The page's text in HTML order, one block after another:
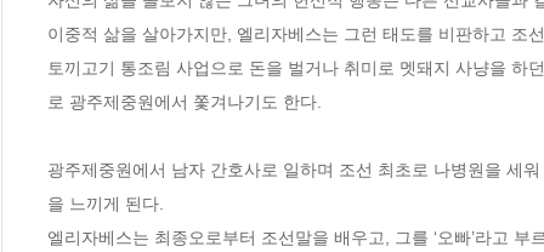
이중적 삶을 살아가지만, 엘리자베스는 그런 태도를 비판하고
토끼고기 통조림 사업으로 돈을 벌거나 취미로 멧돼지 사냥을
로 광주제중원에서 쫓겨나기도 한다.
광주제중원에서 남자 간호사로 일하며 조선 최초로 나병원을 세
을 느끼게 된다.
엘리자베스는 최종오로부터 조선말을 배우고, 그를 ‘오빠’라고